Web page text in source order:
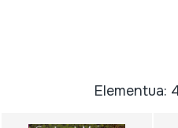
Elementua: